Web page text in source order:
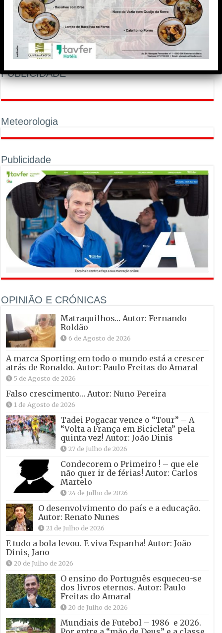
PUBLICIDADE
Meteorologia
Publicidade
OPINIÃO E CRÓNICAS
Matraquilhos… Autor: Fernando
Roldão
6 de Agosto de 2026
A marca Sporting em todo o mundo está a crescer
atrás de Ronaldo. Autor: Paulo Freitas do Amaral
5 de Agosto de 2026
Falso crescimento… Autor: Nuno Pereira
1 de Agosto de 2026
Tadei Pogacar vence o “Tour” – A
“Volta a França em Bicicleta” pela
quinta vez! Autor: João Dinis
27 de Julho de 2026
Condecorem o Primeiro ! – que ele
não quer ir de férias! Autor: Carlos
Martelo
24 de Julho de 2026
O desenvolvimento do país e a educação.
Autor: Renato Nunes
21 de Julho de 2026
E tudo a bola levou. E viva Espanha! Autor: João
Dinis, Jano
20 de Julho de 2026
O ensino do Português esqueceu-se
dos livros eternos. Autor: Paulo
Freitas do Amaral
20 de Julho de 2026
Mundiais de Futebol – 1986 e 2026.